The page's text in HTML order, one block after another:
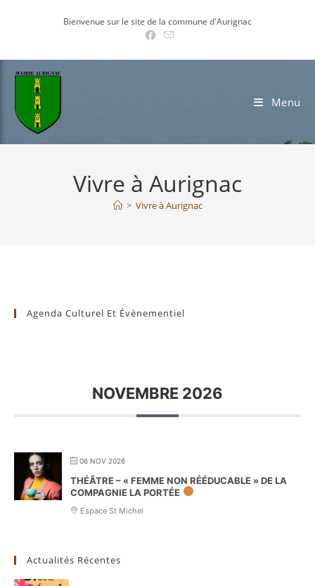
Bienvenue sur le site de la commune d'Aurignac
Menu
Vivre à Aurignac
> Vivre à Aurignac
Agenda Culturel Et Évènementiel
NOVEMBRE 2026
06 NOV 2026
THÉÂTRE – « FEMME NON RÉÉDUCABLE » DE LA
COMPAGNIE LA PORTÉE
Espace St Michel
Actualités Récentes